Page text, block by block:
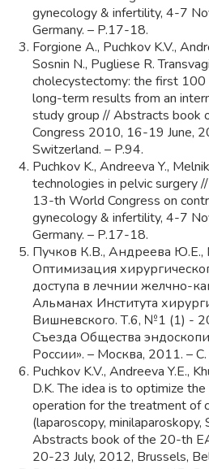
gynecology & infertility, 4-7
Germany. – P.17-18.
Forgione A., Puchkov K.V.,
Sosnin N., Pugliese R.
cholecystectomy: the first 100
long-term results from an
study group // Abstracts book
Congress 2010, 16-19 June,
Switzerland. – P.94.
Puchkov K., Andreeva Y.,
technologies in pelvic surgery
13-th World Congress on
gynecology & infertility, 4-7
Germany. – P.17-18.
Пучков К.В., Андреева
Оптимизация
доступа в лечнии желчно-
Альманах Института
Вишневского. Т.6, №1 (1) -
Съезда Общества
России». – Москва, 2011. –
Puchkov K.V., Andreeva Y.E.,
D.K. The idea is to optimize
operation for the treatment of
(laparoscopy, minilaparoskopy,
Abstracts book of the 20-th
20-23 July, 2012, Brussels,